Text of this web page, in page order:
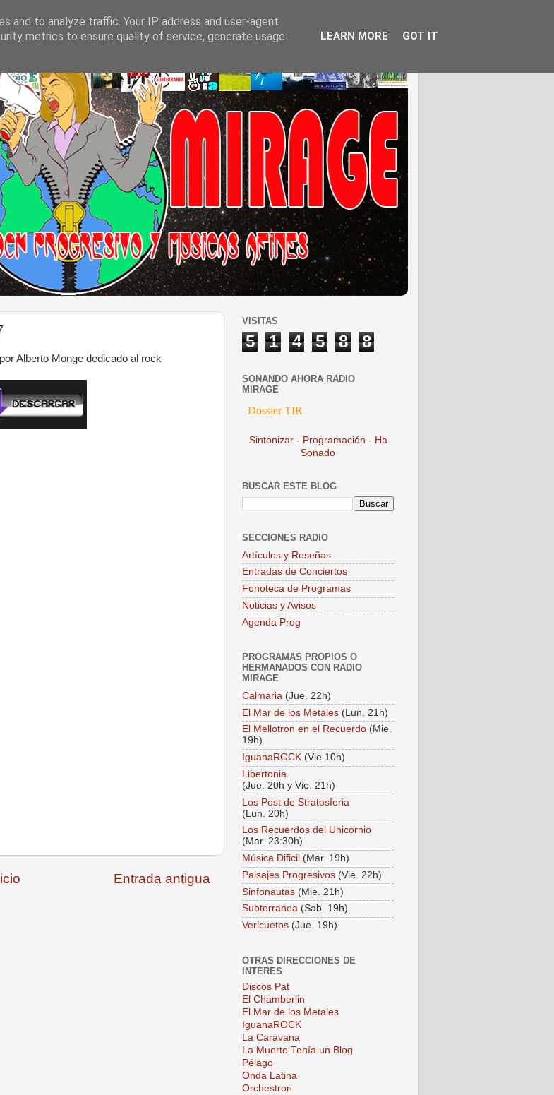
Alberto Monge dedicado al rock
Entrada antigua
VISITAS
5 1 4 5 8 8
SONANDO AHORA RADIO
MIRAGE
Sintonizar - Programación - Ha
Sonado
BUSCAR ESTE BLOG
SECCIONES RADIO
Artículos y Reseñas
Entradas de Conciertos
Fonoteca de Programas
Noticias y Avisos
Agenda Prog
PROGRAMAS PROPIOS O
HERMANADOS CON RADIO
MIRAGE
Calmaria (Jue. 22h)
El Mar de los Metales (Lun. 21h)
El Mellotron en el Recuerdo (Mie.
19h)
IguanaROCK (Vie 10h)
Libertonia
(Jue. 20h y Vie. 21h)
Los Post de Stratosferia
(Lun. 20h)
Los Recuerdos del Unicornio
(Mar. 23:30h)
Música Dificil (Mar. 19h)
Paisajes Progresivos (Vie. 22h)
Sinfonautas (Mie. 21h)
Subterranea (Sab. 19h)
Vericuetos (Jue. 19h)
OTRAS DIRECCIONES DE
INTERES
Discos Pat
El Chamberlin
El Mar de los Metales
IguanaROCK
La Caravana
La Muerte Tenía un Blog
Pélago
Onda Latina
Orchestron
and to analyze traffic. Your IP address and user-agent
metrics to ensure quality of service, generate usage
LEARN MORE GOT IT